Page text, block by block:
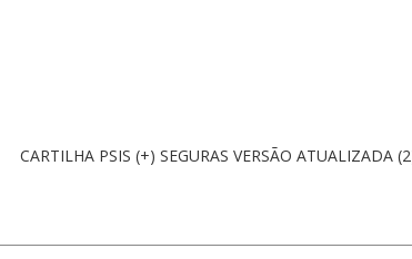
CARTILHA PSIS (+) SEGURAS VERSÃO ATUALIZADA